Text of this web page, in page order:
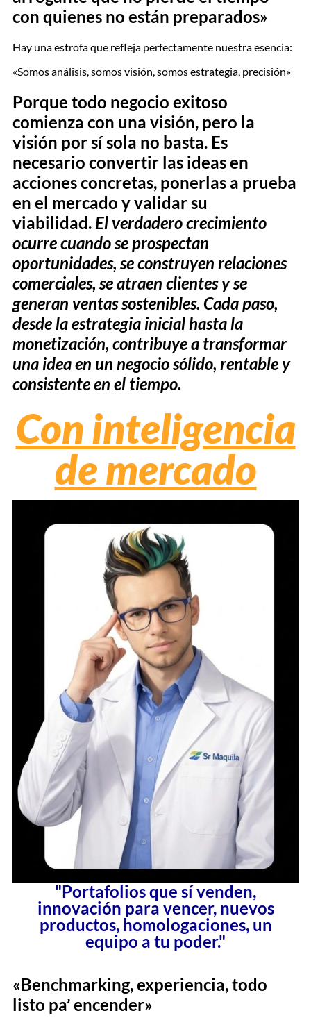
con quienes no están preparados»
Hay una estrofa que refleja perfectamente nuestra esencia:
«Somos análisis, somos visión, somos estrategia, precisión»
Porque todo negocio exitoso
comienza con una visión, pero la
visión por sí sola no basta. Es
necesario convertir las ideas en
acciones concretas, ponerlas a prueba
en el mercado y validar su
viabilidad. El verdadero crecimiento
ocurre cuando se prospectan
oportunidades, se construyen relaciones
comerciales, se atraen clientes y se
generan ventas sostenibles. Cada paso,
desde la estrategia inicial hasta la
monetización, contribuye a transformar
una idea en un negocio sólido, rentable y
consistente en el tiempo.
Con inteligencia
de mercado
"Portafolios que sí venden,
innovación para vencer, nuevos
productos, homologaciones, un
equipo a tu poder."
«Benchmarking, experiencia, todo
listo pa’ encender»